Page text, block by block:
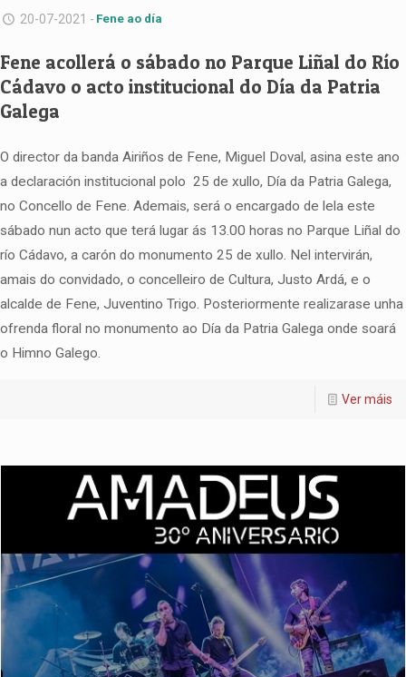
20-07-2021 - Fene ao día
Fene acollerá o sábado no Parque Liñal do Río
Cádavo o acto institucional do Día da Patria
Galega
O director da banda Airiños de Fene, Miguel Doval, asina este ano
a declaración institucional polo 25 de xullo, Día da Patria Galega,
no Concello de Fene. Ademais, será o encargado de lela este
sábado nun acto que terá lugar ás 13.00 horas no Parque Liñal do
río Cádavo, a carón do monumento 25 de xullo. Nel intervirán,
amais do convidado, o concelleiro de Cultura, Justo Ardá, e o
alcalde de Fene, Juventino Trigo. Posteriormente realizarase unha
ofrenda floral no monumento ao Día da Patria Galega onde soará
o Himno Galego.
Ver máis